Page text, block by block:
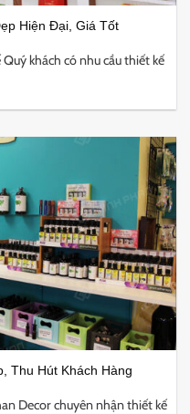
Hiện Đại, Giá Tốt
khách có nhu cầu thiết kế
Thu Hút Khách Hàng
Decor chuyên nhận thiết kế